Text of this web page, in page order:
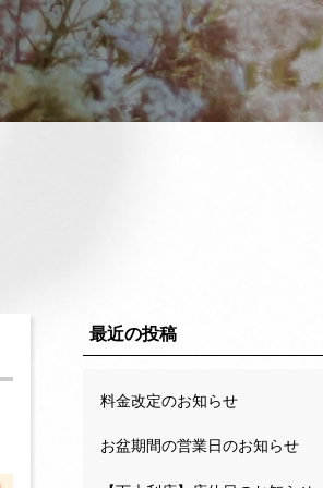
最近の投稿
料金改定のお知らせ
お盆期間の営業日のお知らせ